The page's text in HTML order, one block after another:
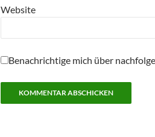
Website
Benachrichtige mich über